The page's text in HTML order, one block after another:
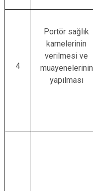
4
Portör sağlık
karnelerinin
verilmesi ve
muayenelerinin
yapılması